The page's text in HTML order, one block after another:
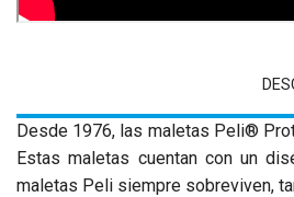
Desde 1976, las maletas Peli®
Estas maletas cuentan con un
maletas Peli siempre sobreviven,